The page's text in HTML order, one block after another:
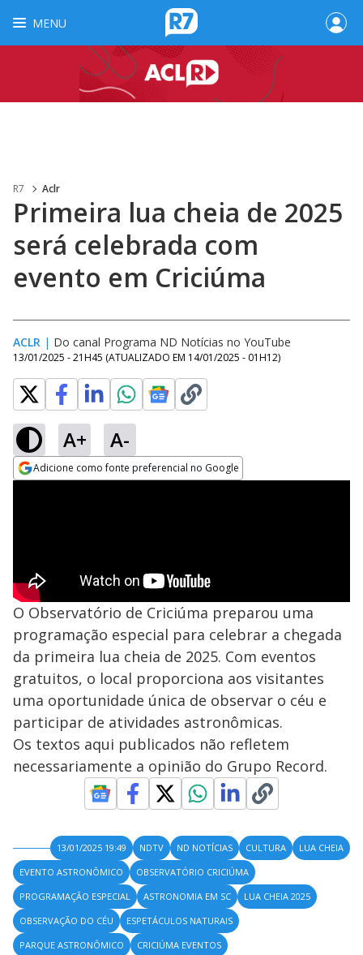
MENU
R7 Aclr
Primeira lua cheia de 2025
será celebrada com
evento em Criciúma
ACLR | Do canal Programa ND Notícias no YouTube
13/01/2025 - 21H45 (ATUALIZADO EM 14/01/2025 - 01H12)
A+ A-
Adicione como fonte preferencial no Google
O Observatório de Criciúma preparou uma
programação especial para celebrar a chegada
da primeira lua cheia de 2025. Com eventos
gratuitos, o local proporciona aos visitantes
uma oportunidade única de observar o céu e
participar de atividades astronômicas.
Os textos aqui publicados não refletem
necessariamente a opinião do Grupo Record.
13/01/2025 19:49 NDTV ND NOTÍCIAS CULTURA
LUA CHEIA
EVENTO ASTRONÔMICO
OBSERVATÓRIO CRICIÚMA
PROGRAMAÇÃO ESPECIAL
ASTRONOMIA EM SC
LUA CHEIA 2025
OBSERVAÇÃO DO CÉU
ESPETÁCULOS NATURAIS
PARQUE ASTRONÔMICO
CRICIÚMA EVENTOS